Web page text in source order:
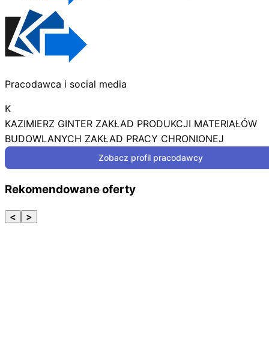
Pracodawca i social media
K
KAZIMIERZ GINTER ZAKŁAD PRODUKCJI MATERIAŁÓW
BUDOWLANYCH ZAKŁAD PRACY CHRONIONEJ
Zobacz profil pracodawcy
Rekomendowane oferty
< >